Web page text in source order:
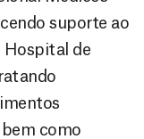
suporte ao
Hospital de
como